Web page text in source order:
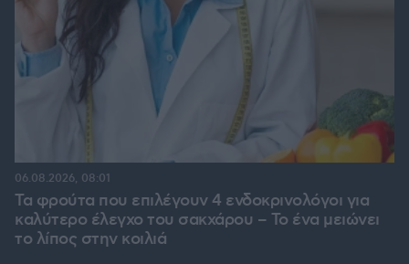
Τα φρούτα που επιλέγουν 4 ενδοκρινολόγοι για
καλύτερο έλεγχο του σακχάρου – Το ένα μειώνει
το λίπος στην κοιλιά
06.08.2026, 08:01